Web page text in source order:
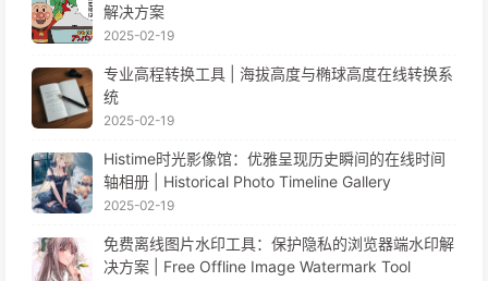
解决方案
2025-02-19
专业高程转换工具 | 海拔高度与椭球高度在线转换系
统
2025-02-19
Histime时光影像馆：优雅呈现历史瞬间的在线时间
轴相册 | Historical Photo Timeline Gallery
2025-02-19
免费离线图片水印工具：保护隐私的浏览器端水印解
决方案 | Free Offline Image Watermark Tool